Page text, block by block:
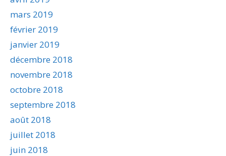
mars 2019
février 2019
janvier 2019
décembre 2018
novembre 2018
octobre 2018
septembre 2018
août 2018
juillet 2018
juin 2018